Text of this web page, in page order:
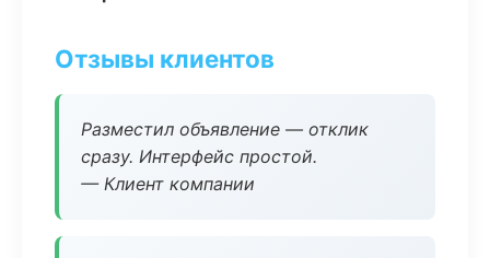
Отзывы клиентов
Разместил объявление — отклик
сразу. Интерфейс простой.
— Клиент компании